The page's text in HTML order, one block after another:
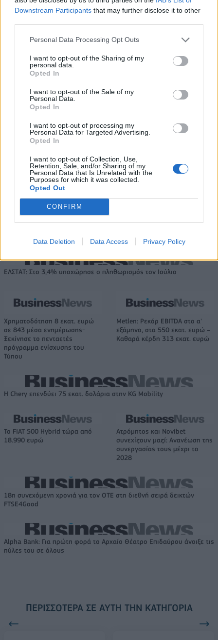
Downstream Participants that may further disclose it to other
Personal Data Processing Opt Outs
I want to opt-out of the Sharing of my
personal data.
Opted In
I want to opt-out of the Sale of my
Personal Data.
Opted In
I want to opt-out of processing my
Personal Data for Targeted Advertising.
Opted In
I want to opt-out of Collection, Use,
Retention, Sale, and/or Sharing of my
Personal Data that Is Unrelated with the
Purposes for which it was collected.
Opted Out
CONFIRM
Data Deletion Data Access Privacy Policy
Deloitte Ελλάδος:
Χρηματοοικονομικός
ενέργειας
ευρώ σε 451 επιχειρήσεις
ξεκίνησε το πρόγραμμα
IAB Hellas: Νέα Διοικούσα Επιτροπή και νέο Διοικητικό Συμβούλιο -
Η Toyota φέρνει νέα γενιά
μπαταριών για τα υβριδικά της
Σε κινεζική… πολιορκία η
ευρωπαϊκή
Νέο Audi A2 e-tron με στόχο την κορυφή της αποδοτικότητας
Ευρωπαϊκό Κορασίδων: Άνετη
νίκη της Ελλάδας στην
ρίχνουν μια πέτρα, τους
ΕΛΣΤΑΤ: Στο 3,4% υποχώρησε ο πληθωρισμός τον Ιούλιο
Χρηματοδότηση 8 εκατ. ευρώ
σε 843 μέσα ενημέρωσης-
Ξεκίνησε το πενταετές
πρόγραμμα ενίσχυσης του
Τύπου
Metlen: Ρεκόρ EBITDA στο α'
εξάμηνο, στα 550 εκατ. ευρώ –
Καθαρά κέρδη 313 εκατ. ευρώ
Η Chery επενδύει 75 εκατ. δολάρια στην KG Mobility
Το FIAT 500 Hybrid τώρα από
18.990 ευρώ
Ατρόμητος και Novibet
συνεχίζουν μαζί: Ανανέωση της
συνεργασίας τους μέχρι το
2028
18η συνεχόμενη χρονιά για τον ΟΤΕ στη διεθνή σειρά δεικτών
FTSE4Good
Alpha Bank: Για πρώτη φορά το Αρχαίο Θέατρο Επιδαύρου άνοιξε τις
πύλες του σε όλους
ΠΕΡΙΣΣΌΤΕΡΑ ΣΕ ΑΥΤΉ ΤΗΝ ΚΑΤΗΓΟΡΊΑ